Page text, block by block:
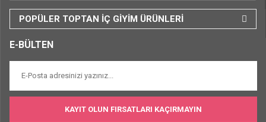
POPÜLER TOPTAN İÇ GİYİM ÜRÜNLERİ
E-BÜLTEN
KAYIT OLUN FIRSATLARI KAÇIRMAYIN